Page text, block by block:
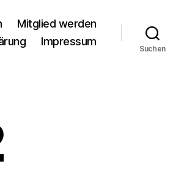
Mitglied werden
Impressum
Suchen